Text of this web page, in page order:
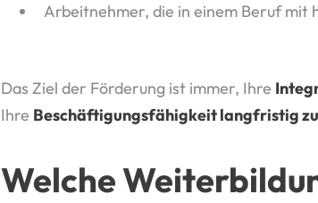
Arbeitnehmer, die in einem Beruf mit
Das Ziel der Förderung ist immer, Ihre
Ihre Beschäftigungsfähigkeit langfristig
Welche